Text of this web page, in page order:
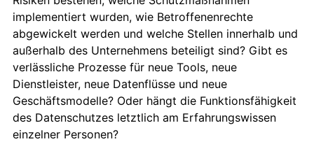
implementiert wurden, wie Betroffenenrechte
abgewickelt werden und welche Stellen innerhalb und
außerhalb des Unternehmens beteiligt sind? Gibt es
verlässliche Prozesse für neue Tools, neue
Dienstleister, neue Datenflüsse und neue
Geschäftsmodelle? Oder hängt die Funktionsfähigkeit
des Datenschutzes letztlich am Erfahrungswissen
einzelner Personen?